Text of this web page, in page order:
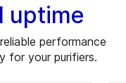
uptime
performance
for your purifiers.